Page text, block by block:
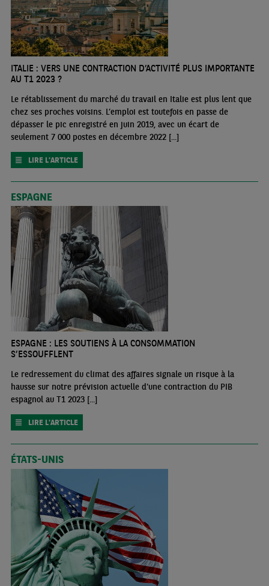
ITALIE : VERS UNE CONTRACTION D’ACTIVITÉ PLUS IMPORTANTE
AU T1 2023 ?
Le rétablissement du marché du travail en Italie est plus lent que
chez ses proches voisins. L’emploi est toutefois en passe de
dépasser le pic enregistré en juin 2019, avec un écart de
seulement 7 000 postes en décembre 2022 [...]
LIRE L'ARTICLE
ESPAGNE
ESPAGNE : LES SOUTIENS À LA CONSOMMATION
S’ESSOUFFLENT
Le redressement du climat des affaires signale un risque à la
hausse sur notre prévision actuelle d'une contraction du PIB
espagnol au T1 2023 [...]
LIRE L'ARTICLE
ÉTATS-UNIS